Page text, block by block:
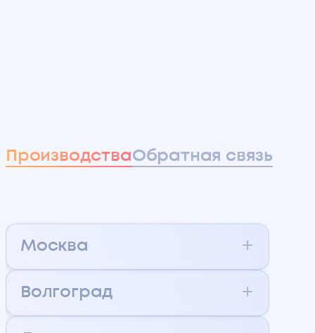
ПроизводстваОбратная связь
Москва
(Новофедоровское)
Волгоград